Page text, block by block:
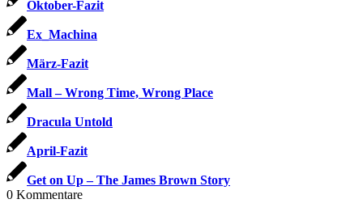
Oktober-Fazit
Ex_Machina
März-Fazit
Mall – Wrong Time, Wrong Place
Dracula Untold
April-Fazit
Get on Up – The James Brown Story
0 Kommentare